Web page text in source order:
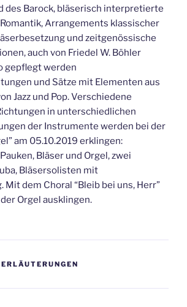
des Barock, bläserisch interpretierte
Arrangements klassischer
und zeitgenössische
auch von Friedel W. Böhler
gepflegt werden
und Sätze mit Elementen aus
Jazz und Pop. Verschiedene
in unterschiedlichen
der Instrumente werden bei der
am 05.10.2019 erklingen:
Bläser und Orgel, zwei
Bläsersolisten mit
Mit dem Choral “Bleib bei uns, Herr”
Orgel ausklingen.